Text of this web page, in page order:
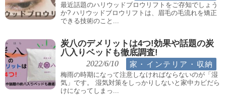
最近話題のハリウッドブロウリフトをご存知でしょう
か? ハリウッドブロウリフトは、眉毛の毛流れを矯正
できる技術のこと...
炭八のデメリットは4つ!効果や話題の炭
八入りベッドも徹底調査!
2022/6/10 家・インテリア・収納
梅雨の時期になって注意しなければならないのが「湿
気」です。 湿気対策をしっかりしないと家中カビだら
けになってしまっ...